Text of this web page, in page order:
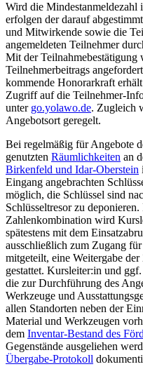
Wird die Mindestanmeldezahl
erfolgen der darauf
und Mitwirkende sowie die
angemeldeten Teilnehmer
Mit der
Teil­nehmer­beitrags
kommende Honorarkraft
Zugriff auf die Teilnehmer-
unter go.yolawo.de. Zugleich
Angebotsort geregelt.
Bei regelmäßig für Angebote
genutzten Räumlichkeiten an
Birkenfeld und Idar-Oberstein
Eingang angebrachten
möglich, die Schlüssel sind
Schlüsseltresor zu
Zahlenkombination wird
spätestens mit dem
ausschließlich zum Zugang
mitgeteilt, eine Weitergabe
gestattet. Kursleiter:in und
die zur Durchführung des
Werkzeuge und
allen Standorten neben der
Material und Werkzeugen
dem Inventar-Bestand des
Gegenstände ausgeliehen
Übergabe-Protokoll